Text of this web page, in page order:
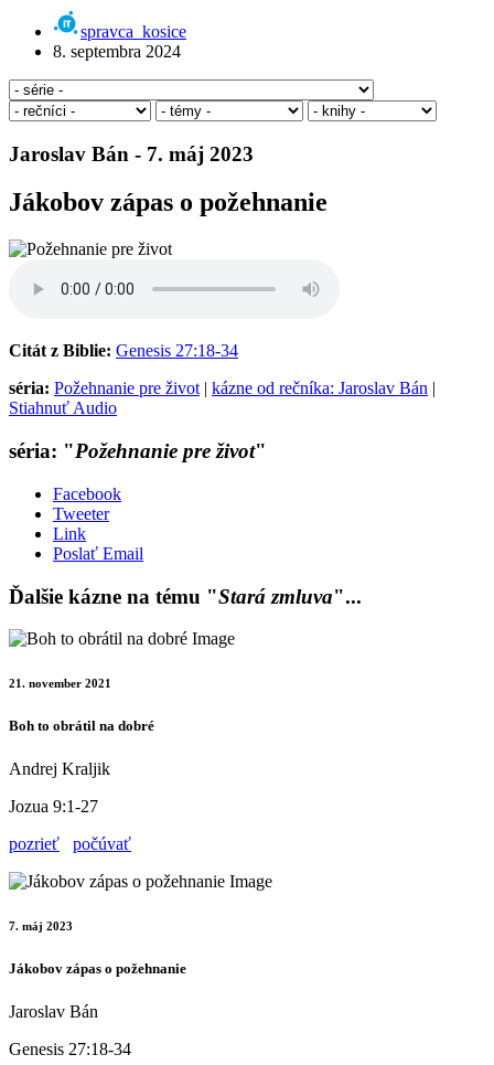
spravca_kosice
8. septembra 2024
Jaroslav Bán - 7. máj 2023
Jákobov zápas o požehnanie
Citát z Biblie: Genesis 27:18-34
séria: Požehnanie pre život | kázne od rečníka: Jaroslav Bán |
Stiahnuť Audio
séria: "Požehnanie pre život"
Facebook
Tweeter
Link
Poslať Email
Ďalšie kázne na tému "Stará zmluva"...
21. november 2021
Boh to obrátil na dobré
Andrej Kraljik
Jozua 9:1-27
pozrieť
počúvať
7. máj 2023
Jákobov zápas o požehnanie
Jaroslav Bán
Genesis 27:18-34